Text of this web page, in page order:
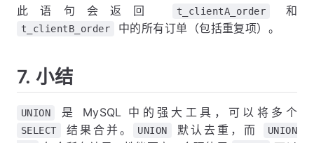
此语句会返回 t_clientA_order 和
t_clientB_order 中的所有订单（包括重复项）。
7. 小结
UNION 是 MySQL 中的强大工具，可以将多个
SELECT 结果合并。 UNION 默认去重，而
UNION